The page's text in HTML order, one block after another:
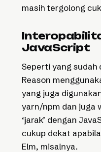
masih tergolong
JavaScript
Seperti yang sudah
Reason
yang juga
yarn/npm dan juga
‘jarak’ dengan
cukup dekat
Elm, misalnya.